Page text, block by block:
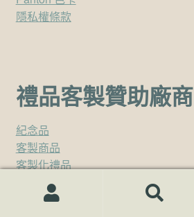
隱私權條款
禮品客製贊助廠商
紀念品
客製商品
客製化禮品
Corporate Gifts Singapore
搜尋關鍵字: